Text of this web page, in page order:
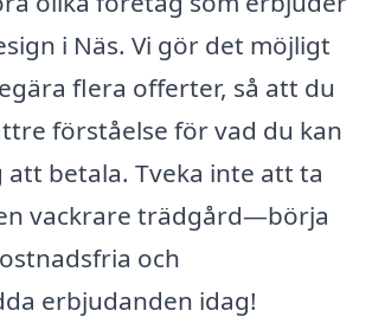
i Näs. Vi gör det möjligt
flera offerter, så att du
förståelse för vad du kan
betala. Tveka inte att ta
vackrare trädgård—börja
och
erbjudanden idag!